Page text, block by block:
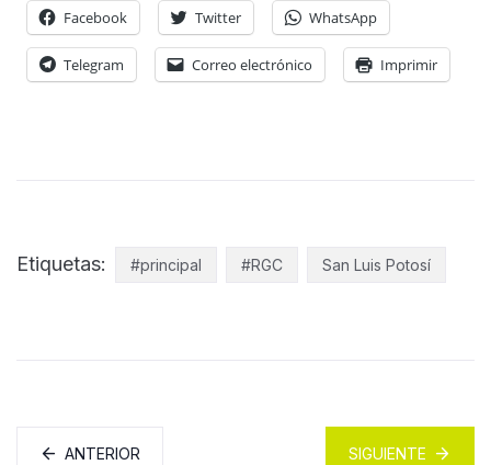
Facebook Twitter WhatsApp
Telegram Correo electrónico Imprimir
Etiquetas: #principal #RGC San Luis Potosí
ANTERIOR SIGUIENTE